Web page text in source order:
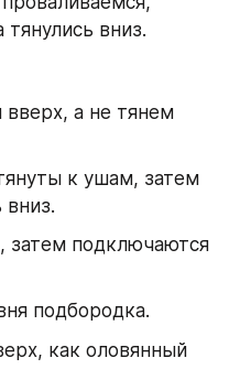
вниз.
вверх, а не тянем
к ушам, затем
вниз.
затем подключаются
подбородка.
как оловянный